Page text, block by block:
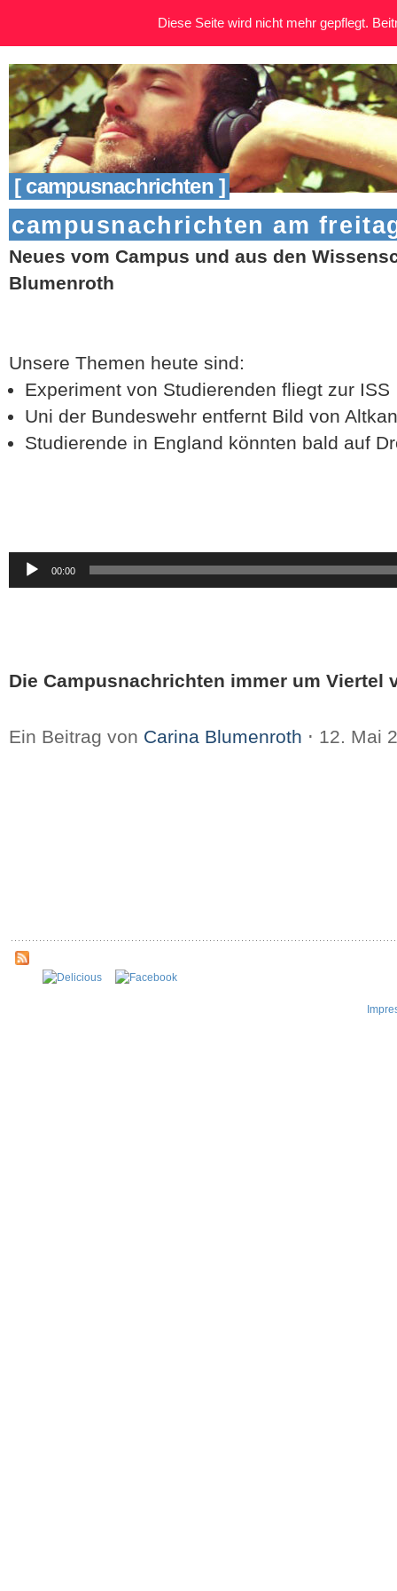
[ campusnachrichten ]
campusnachrichten am
Neues vom Campus und aus den
Blumenroth
Unsere Themen heute sind:
Experiment von Studierenden fliegt zur ISS
Uni der Bundeswehr entfernt Bild von
Studierende in England könnten bald auf
Audio-
Player
00:00
Die Campusnachrichten immer um Viertel
Ein Beitrag von Carina Blumenroth ⋅ 12. Mai
Diese Seite wird nicht mehr gepflegt.